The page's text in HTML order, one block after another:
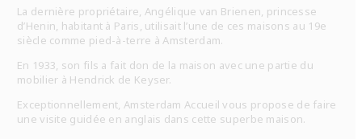
La dernière propriétaire, Angélique van Brienen, princesse
d’Henin, habitant à Paris, utilisait l’une de ces maisons au 19e
siècle comme pied-à-terre à Amsterdam.
En 1933, son fils a fait don de la maison avec une partie du
mobilier à Hendrick de Keyser.
Exceptionnellement, Amsterdam Accueil vous propose de faire
une visite guidée en anglais dans cette superbe maison.